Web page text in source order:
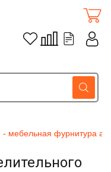
- мебельная фурнитура